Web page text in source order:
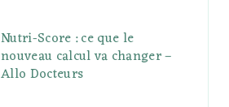
Nutri-Score : ce que le
nouveau calcul va changer –
Allo Docteurs